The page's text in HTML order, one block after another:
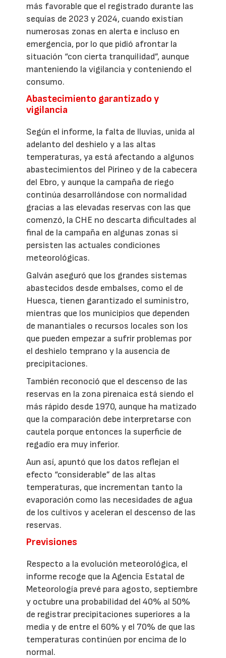
más favorable que el registrado durante las
sequías de 2023 y 2024, cuando existían
numerosas zonas en alerta e incluso en
emergencia, por lo que pidió afrontar la
situación “con cierta tranquilidad”, aunque
manteniendo la vigilancia y conteniendo el
consumo.
Abastecimiento garantizado y
vigilancia
Según el informe, la falta de lluvias, unida al
adelanto del deshielo y a las altas
temperaturas, ya está afectando a algunos
abastecimientos del Pirineo y de la cabecera
del Ebro, y aunque la campaña de riego
continúa desarrollándose con normalidad
gracias a las elevadas reservas con las que
comenzó, la CHE no descarta dificultades al
final de la campaña en algunas zonas si
persisten las actuales condiciones
meteorológicas.
Galván aseguró que los grandes sistemas
abastecidos desde embalses, como el de
Huesca, tienen garantizado el suministro,
mientras que los municipios que dependen
de manantiales o recursos locales son los
que pueden empezar a sufrir problemas por
el deshielo temprano y la ausencia de
precipitaciones.
También reconoció que el descenso de las
reservas en la zona pirenaica está siendo el
más rápido desde 1970, aunque ha matizado
que la comparación debe interpretarse con
cautela porque entonces la superficie de
regadío era muy inferior.
Aun así, apuntó que los datos reflejan el
efecto “considerable” de las altas
temperaturas, que incrementan tanto la
evaporación como las necesidades de agua
de los cultivos y aceleran el descenso de las
reservas.
Previsiones
Respecto a la evolución meteorológica, el
informe recoge que la Agencia Estatal de
Meteorología prevé para agosto, septiembre
y octubre una probabilidad del 40% al 50%
de registrar precipitaciones superiores a la
media y de entre el 60% y el 70% de que las
temperaturas continúen por encima de lo
normal.